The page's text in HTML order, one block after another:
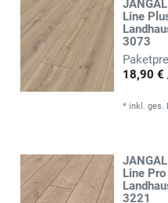
Line
3073
18,90 €
* inkl. ges.
Line
3221